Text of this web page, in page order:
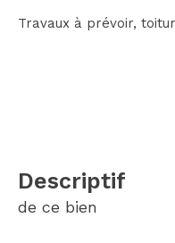
Travaux à prévoir,
descriptif
de ce bien